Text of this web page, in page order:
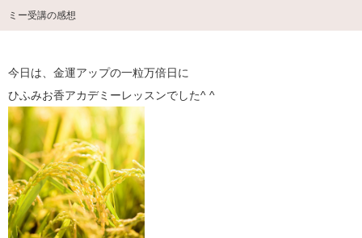
ミー受講の感想
今日は、金運アップの一粒万倍日に
ひふみお香アカデミーレッスンでした^ ^